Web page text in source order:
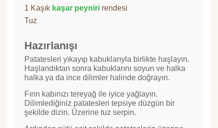
1 Kaşık kaşar peyniri rendesi
Tuz
Hazırlanışı
Patatesleri yıkayıp kabuklarıyla birlikte haşlayın.
Haşlandıktan sonra kabuklarını soyun ve halka
halka ya da ince dilimler halinde doğrayın.
Fırın kabınızı tereyağ ile iyice yağlayın.
Dilimlediğiniz patatesleri tepsiye düzgün bir
şekilde dizin. Üzerine tuz serpin.